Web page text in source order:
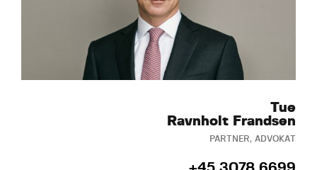
Tue
Ravnholt Frandsen
PARTNER, ADVOKAT